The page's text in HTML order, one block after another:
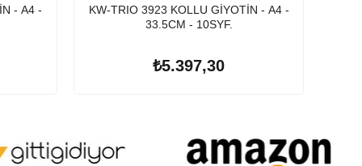
- A4 -
KW-TRIO 3923 KOLLU GİYOTİN - A4 -
33.5CM - 10SYF.
₺5.397,30